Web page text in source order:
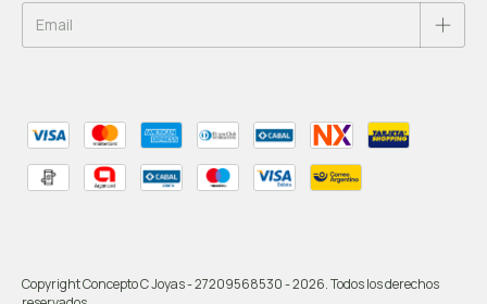
Copyright Concepto C Joyas - 27209568530 - 2026. Todos los derechos